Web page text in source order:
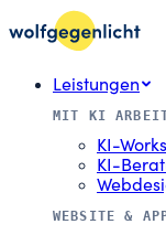
Leistungen
MIT KI
KI-
KI-
WEBSITE &